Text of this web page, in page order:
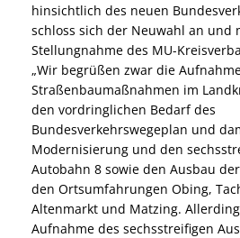
hinsichtlich des neuen
schloss sich der Neuwahl an und
Stellungnahme des MU-
Wir begrüßen zwar die
Straßenbaumaßnahmen im
den vordringlichen Bedarf des
Bundesverkehrswegeplan und
Modernisierung und den
Autobahn 8 sowie den Ausbau
den Ortsumfahrungen Obing,
Altenmarkt und Matzing.
Aufnahme des sechsstreifigen